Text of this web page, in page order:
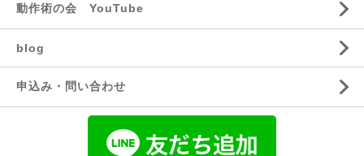
動作術の会 YouTube
blog
申込み・問い合わせ